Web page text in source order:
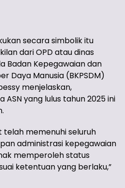
secara simbolik itu
dari OPD atau dinas
Badan Kepegawaian dan
Daya Manusia (BKPSDM)
menjelaskan,
ASN yang lulus tahun 2025 ini
telah memenuhi seluruh
administrasi kepegawaian
memperoleh status
ketentuan yang berlaku,”